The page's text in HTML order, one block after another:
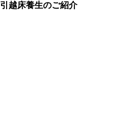
引越床養生のご紹介